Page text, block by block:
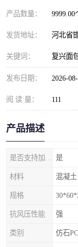
产品数量： 9999.00
发货地址： 河北省
关键词： 复兴面
发布日期： 2026-
阅 读 量： 111
产品描述
是
材料 混凝土
规格
抗风压性能 强
类别 仿石